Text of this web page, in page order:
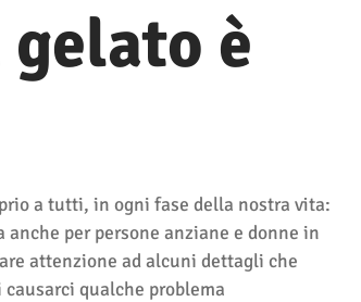
è
a tutti, in ogni fase della nostra vita:
per persone anziane e donne in
attenzione ad alcuni dettagli che
qualche problema